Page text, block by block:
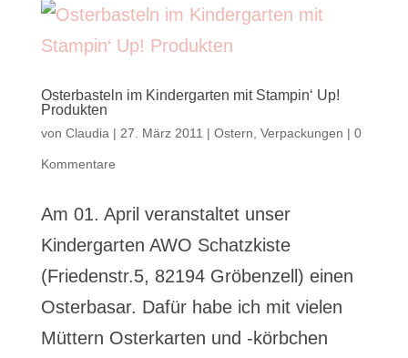
Osterbasteln im Kindergarten mit Stampin‘ Up!
Produkten
von Claudia | 27. März 2011 | Ostern Verpackungen | 0
Kommentare
Am 01. April veranstaltet unser
Kindergarten AWO Schatzkiste
(Friedenstr.5, 82194 Gröbenzell) einen
Osterbasar. Dafür habe ich mit vielen
Müttern Osterkarten und -körbchen